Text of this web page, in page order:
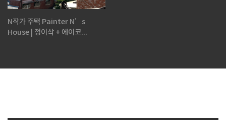
N작가 주택 Painter N’s
House | 정이삭 + 에이코...